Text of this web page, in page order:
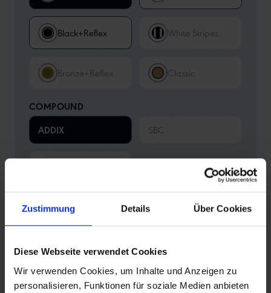
Zustimmung Details Über Cookies
Diese Webseite verwendet Cookies
Wir verwenden Cookies, um Inhalte und Anzeigen zu
personalisieren, Funktionen für soziale Medien anbieten
Black+Reflex White Stripes
Bronze+Reflex Classic
COMPOUND
ADDIX
SBC
Deine Konfiguration Zurücksetzen
ADDIX
Weitere Merkmale: Tube